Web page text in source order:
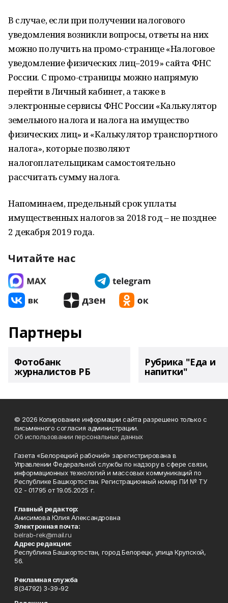
В случае, если при получении налогового
уведомления возникли вопросы, ответы на них
можно получить на промо-странице «Налоговое
уведомление физических лиц–2019» сайта ФНС
России. С промо-страницы можно напрямую
перейти в Личный кабинет, а также в
электронные сервисы ФНС России «Калькулятор
земельного налога и налога на имущество
физических лиц» и «Калькулятор транспортного
налога», которые позволяют
налогоплательщикам самостоятельно
рассчитать сумму налога.
Напоминаем, предельный срок уплаты
имущественных налогов за 2018 год – не позднее
2 декабря 2019 года.
Читайте нас
Партнеры
Фотобанк
журналистов РБ
Рубрика "Еда и
напитки"
© 2026 Копирование информации сайта разрешено только с
письменного согласия администрации.
Об использовании персональных данных
Газета «Белорецкий рабочий» зарегистрирована в
Управлении Федеральной службы по надзору в сфере связи,
информационных технологий и массовых коммуникаций по
Республике Башкортостан. Регистрационный номер ПИ № ТУ
02 - 01795 от 19.05.2025 г.
Главный редактор:
Анисимова Юлия Александровна
Электронная почта:
belrab-rek@mail.ru
Адрес редакции:
Республика Башкортостан, город Белорецк, улица Крупской,
56.
Рекламная служба
8(34792) 3-39-92